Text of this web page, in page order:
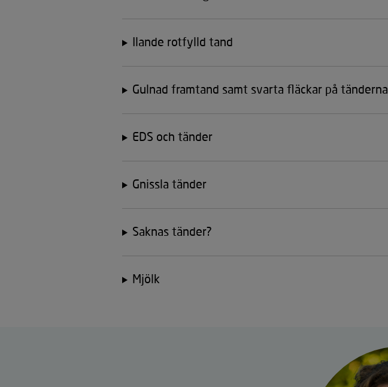
Ilande rotfylld tand
Gulnad framtand samt svarta fläckar på tänderna
EDS och tänder
Gnissla tänder
Saknas tänder?
Mjölk